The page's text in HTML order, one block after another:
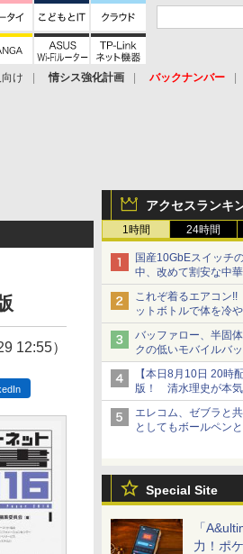
け 情シス強化計画
バックナンバー
アクセスランキ
1時間 24時間
国産10GbEスイッチ
中、改めて割安な中
【イニシャルB】
これぞ着るエアコン
ットボトルで体を冷
ードバイクにちょう
ど！その14】【空い
バッファロー、半固
クの低いモバイルバ
「BMPBSA10000」
上旬に開始
【本日8月10日 20時
版！ 清水理史が本
ーターはどれか？ ラ
「イニシャルB」チャ
エレコム、ゼブラと
としてもボールペン
スツーウェイ」発売
Special Site
「
力！ポ
12:55）